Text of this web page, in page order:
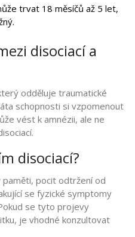
trvat 18 měsíčů až 5 let,
disociací a
odděluje traumatické
schopnosti si vzpomenout
vést k amnézii, ale ne
disociací?
paměti, pocit odtržení od
se fyzické symptomy
se tyto projevy
je vhodné konzultovat